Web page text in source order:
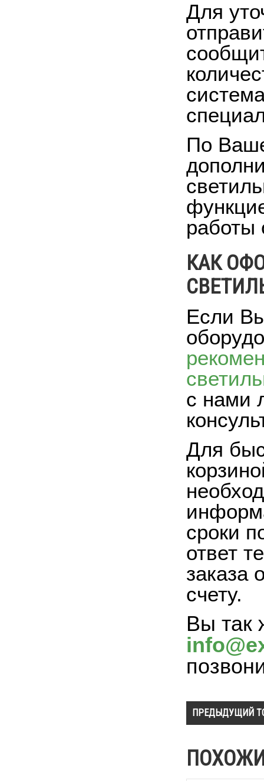
Для
По
работы
КАК
Если
с нами
Для
сроки
ответ
заказа
счету.
Вы так
ПРЕДЫДУЩИЙ